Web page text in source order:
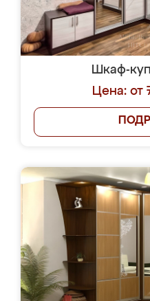
Шкаф-
Цена: от